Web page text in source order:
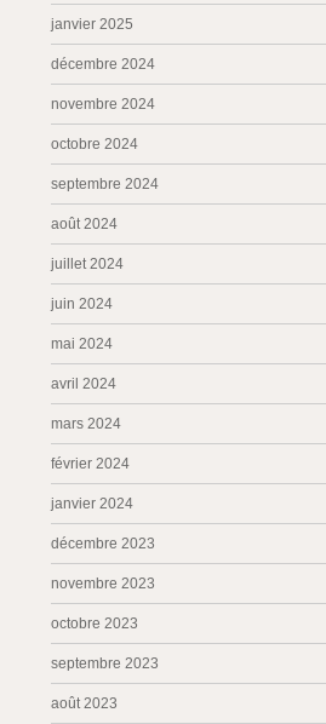
janvier 2025
décembre 2024
novembre 2024
octobre 2024
septembre 2024
août 2024
juillet 2024
juin 2024
mai 2024
avril 2024
mars 2024
février 2024
janvier 2024
décembre 2023
novembre 2023
octobre 2023
septembre 2023
août 2023